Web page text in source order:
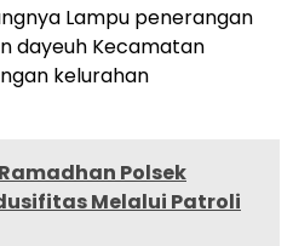
Lampu penerangan
dayeuh Kecamatan
kelurahan
Polsek
Melalui Patroli